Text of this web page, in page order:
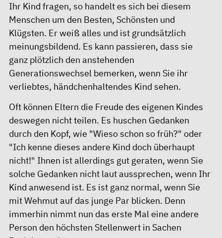
Ihr Kind fragen, so handelt es sich bei diesem
Menschen um den Besten, Schönsten und
Klügsten. Er weiß alles und ist grundsätzlich
meinungsbildend. Es kann passieren, dass sie
ganz plötzlich den anstehenden
Generationswechsel bemerken, wenn Sie ihr
verliebtes, händchenhaltendes Kind sehen.
Oft können Eltern die Freude des eigenen Kindes
deswegen nicht teilen. Es huschen Gedanken
durch den Kopf, wie "Wieso schon so früh?" oder
"Ich kenne dieses andere Kind doch überhaupt
nicht!" Ihnen ist allerdings gut geraten, wenn Sie
solche Gedanken nicht laut aussprechen, wenn Ihr
Kind anwesend ist. Es ist ganz normal, wenn Sie
mit Wehmut auf das junge Par blicken. Denn
immerhin nimmt nun das erste Mal eine andere
Person den höchsten Stellenwert in Sachen